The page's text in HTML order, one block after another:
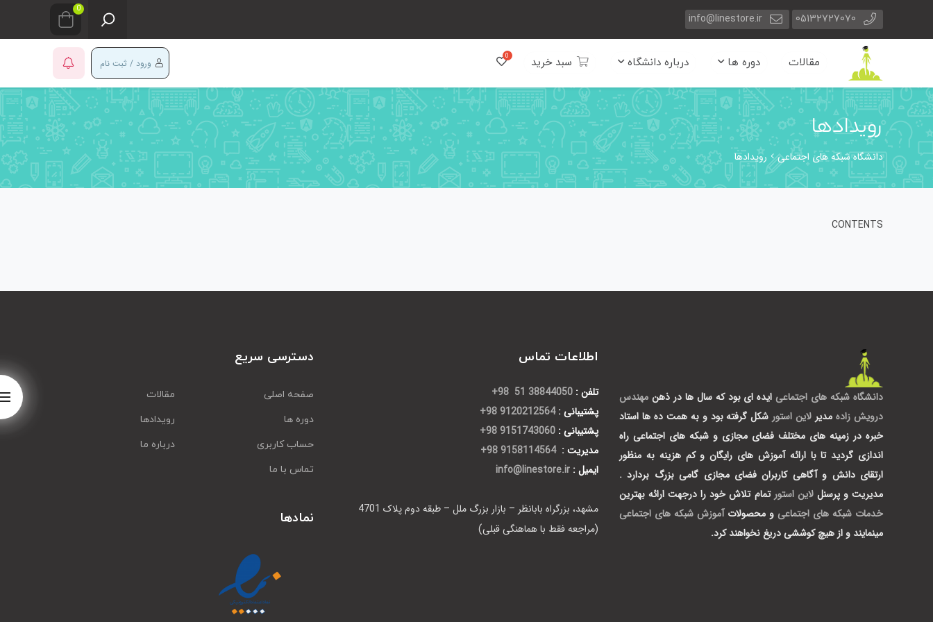
05132727070
info@linestore.ir
0
مقالات دوره ها درباره دانشگاه سبد خرید ورود / ثبت نام
رویدادها
دانشگاه شبکه های اجتماعی رویدادها
CONTENTS
دانشگاه شبکه های اجتماعی ایده ای بود که سال ها در ذهن مهندس
درویش زاده مدیر لاین استور شکل گرفته بود و به همت ده ها استاد
خبره در زمینه های مختلف فضای مجازی و شبکه های اجتماعی راه
اندازی گردید تا با ارائه آموزش های رایگان و کم هزینه به منظور
ارتقای دانش و آگاهی کاربران فضای مجازی گامی بزرگ بردارد .
مدیریت و پرسنللاین استور تمام تلاش خود را درجهت ارائه بهترین
خدمات شبکه های اجتماعی و محصولات آموزش شبکه های اجتماعی
مینمایند و از هیچ کوششی دریغ نخواهند کرد.
اطلاعات تماس
تلفن : 38844050 51 98+
پشتیبانی : 9120212564 98+
پشتیبانی : 9151743060 98+
مدیریت : 9158114564 98+
ایمیل : info@linestore.ir
مشهد، بزرگراه بابانظر – بازار بزرگ ملل – طبقه دوم پلاک 4701
(مراجعه فقط با هماهنگی قبلی)
دسترسی سریع
صفحه اصلی
مقالات
دوره ها
رویدادها
حساب کاربری
درباره ما
تماس با ما
نمادها